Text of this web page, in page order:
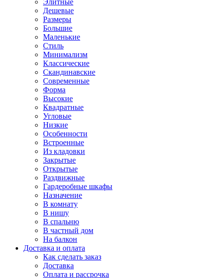
Элитные
Дешевые
Размеры
Большие
Маленькие
Стиль
Минимализм
Классические
Скандинавские
Современные
Форма
Высокие
Квадратные
Угловые
Низкие
Особенности
Встроенные
Из кладовки
Закрытые
Открытые
Раздвижные
Гардеробные шкафы
Назначение
В комнату
В нишу
В спальню
В частный дом
На балкон
Доставка и оплата
Как сделать заказ
Доставка
Оплата и рассрочка